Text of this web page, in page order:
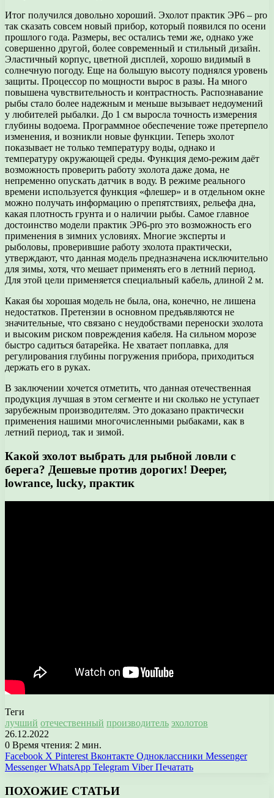
Итог получился довольно хороший. Эхолот практик ЭР6 – pro
так сказать совсем новый прибор, который появился по осени
прошлого года. Размеры, вес остались теми же, однако уже
совершенно другой, более современный и стильный дизайн.
Эластичный корпус, цветной дисплей, хорошо видимый в
солнечную погоду. Еще на большую высоту поднялся уровень
защиты. Процессор по мощности вырос в разы. На много
повышена чувствительность и контрастность. Распознавание
рыбы стало более надежным и меньше вызывает недоумений
у любителей рыбалки. До 1 см выросла точность измерения
глубины водоема. Программное обеспечение тоже претерпело
изменения, и возникли новые функции. Теперь эхолот
показывает не только температуру воды, однако и
температуру окружающей среды. Функция демо-режим даёт
возможность проверить работу эхолота даже дома, не
непременно опускать датчик в воду. В режиме реального
времени используется функция «флешер» и в отдельном окне
можно получать информацию о препятствиях, рельефа дна,
какая плотность грунта и о наличии рыбы. Самое главное
достоинство модели практик ЭР6-pro это возможность его
применения в зимних условиях. Многие эксперты и
рыболовы, проверившие работу эхолота практически,
утверждают, что данная модель предназначена исключительно
для зимы, хотя, что мешает применять его в летний период.
Для этой цели применяется специальный кабель, длиной 2 м.
Какая бы хорошая модель не была, она, конечно, не лишена
недостатков. Претензии в основном предъявляются не
значительные, что связано с неудобствами переноски эхолота
и высоким риском повреждения кабеля. На сильном морозе
быстро садиться батарейка. Не хватает поплавка, для
регулирования глубины погружения прибора, приходиться
держать его в руках.
В заключении хочется отметить, что данная отечественная
продукция лучшая в этом сегменте и ни сколько не уступает
зарубежным производителям. Это доказано практически
применения нашими многочисленными рыбаками, как в
летний период, так и зимой.
Какой эхолот выбрать для рыбной ловли с
берега? Дешевые против дорогих! Deeper,
lowrance, lucky, практик
Теги
лучший отечественный производитель эхолотов
26.12.2022
0 Время чтения: 2 мин.
Facebook X Pinterest Вконтакте Одноклассники Messenger
Messenger WhatsApp Telegram Viber Печатать
ПОХОЖИЕ СТАТЬИ